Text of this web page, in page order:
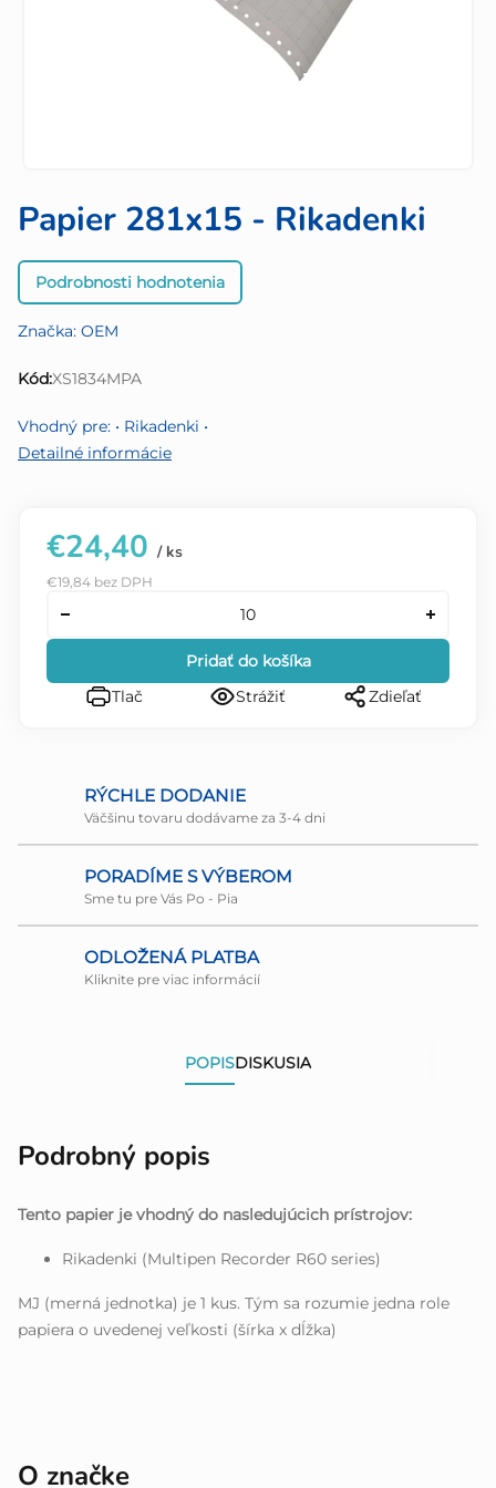
Papier 281x15 - Rikadenki
Priemerné
hodnotenie
je
0,0
5
hviezdičiek.
Podrobnosti hodnotenia
Značka: OEM
Kód:XS1834MPA
Vhodný pre: • Rikadenki •
Detailné informácie
€24,40 / ks
€19,84 bez DPH
Pridať do košíka
Tlač
Strážiť Zdieľať
RÝCHLE DODANIE
Väčšinu tovaru dodávame za 3-4 dni
PORADÍME S VÝBEROM
Sme tu pre Vás Po - Pia
ODLOŽENÁ PLATBA
Kliknite pre viac informácií
POPISDISKUSIA
Podrobný popis
Tento papier je vhodný do nasledujúcich prístrojov:
Rikadenki (Multipen Recorder R60 series)
MJ (merná jednotka) je 1 kus. Tým sa rozumie jedna role
papiera o uvedenej veľkosti (šírka x dĺžka)
O značke